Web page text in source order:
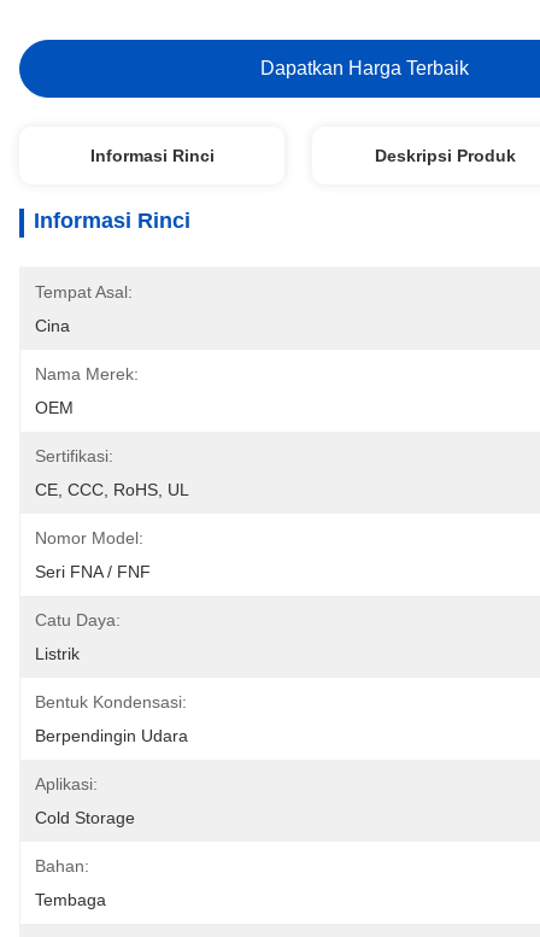
Dapatkan Harga Terbaik
Informasi Rinci Deskripsi Produk
Informasi Rinci
Tempat Asal:
Cina
Nama Merek:
OEM
Sertifikasi:
CE, CCC, RoHS, UL
Nomor Model:
Seri FNA / FNF
Catu Daya:
Listrik
Bentuk Kondensasi:
Berpendingin Udara
Aplikasi:
Cold Storage
Bahan:
Tembaga